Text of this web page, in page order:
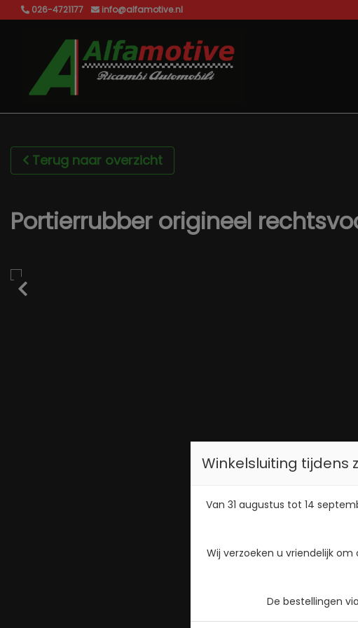
026-4721177 info@alfamotive.nl
Terug naar overzicht
Portierrubber origineel
Winkelsluiting tijdens
Van 31 augustus tot 14
Wij verzoeken u vriendelijk
De bestellingen